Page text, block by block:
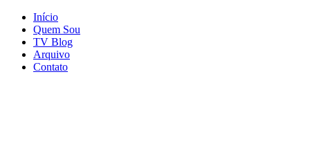
Início
Quem Sou
TV Blog
Arquivo
Contato